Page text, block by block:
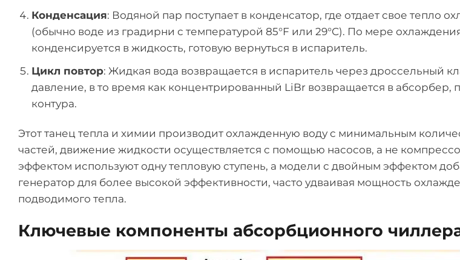
Конденсация: Водяной пар поступает в конденсатор, где отдает свое тепло
(обычно воде из градирни с температурой 85°F или 29°C). По мере
конденсируется в жидкость, готовую вернуться в испаритель.
Цикл повтор: Жидкая вода возвращается в испаритель через дроссельный
давление, в то время как концентрированный LiBr возвращается в абсорбер,
контура.
Этот танец тепла и химии производит охлажденную воду с минимальным
частей, движение жидкости осуществляется с помощью насосов, а не
эффектом используют одну тепловую ступень, а модели с двойным эффектом
генератор для более высокой эффективности, часто удваивая мощность
подводимого тепла.
Ключевые компоненты абсорбционного